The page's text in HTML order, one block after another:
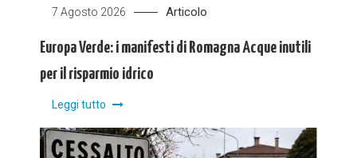
7 Agosto 2026 Articolo
Europa Verde: i manifesti di Romagna Acque inutili
per il risparmio idrico
Leggi tutto